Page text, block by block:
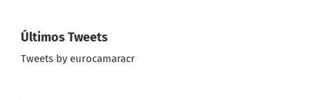
Últimos Tweets